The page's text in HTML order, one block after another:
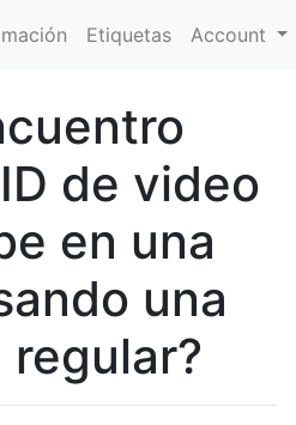
Etiquetas Account
de video
en una
una